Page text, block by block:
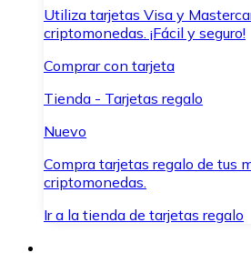
Utiliza tarjetas Visa y
criptomonedas. ¡Fácil y seguro!
Comprar con tarjeta
Tienda - Tarjetas regalo
Nuevo
Compra tarjetas regalo de tus
criptomonedas.
Ir a la tienda de tarjetas regalo